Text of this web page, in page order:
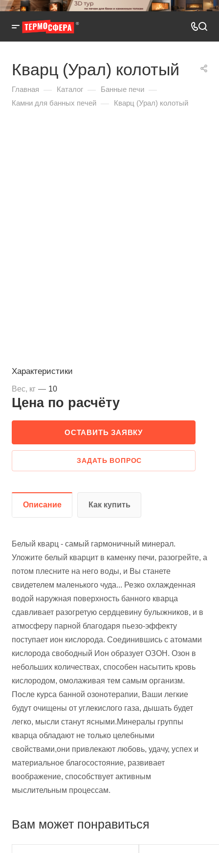
Кварц (Урал) колотый
Главная — Каталог — Банные печи —
Камни для банных печей — Кварц (Урал) колотый
Характеристики
Вес, кг — 10
Цена по расчёту
ОСТАВИТЬ ЗАЯВКУ
ЗАДАТЬ ВОПРОС
Описание Как купить
Белый кварц - самый гармоничный минерал.
Уложите белый кварцит в каменку печи, разогрейте, а
потом плесните на него воды, и Вы станете
свидетелем маленького чуда... Резко охлажденная
водой наружная поверхность банного кварца
сдавливает разогретую сердцевину булыжников, и в
атмосферу парной благодаря пьезо-эффекту
поступает ион кислорода. Соединившись с атомами
кислорода свободный Ион образует ОЗОН. Озон в
небольших количествах, способен насытить кровь
кислородом, омолаживая тем самым организм.
После курса банной озонотерапии, Ваши легкие
будут очищены от углекислого газа, дышать будет
легко, мысли станут ясными.Минералы группы
кварца обладают не только целебными
свойствами,они привлекают любовь, удачу, успех и
материальное благосостояние, развивает
воображение, способствует активным
мыслительным процессам.
Вам может понравиться